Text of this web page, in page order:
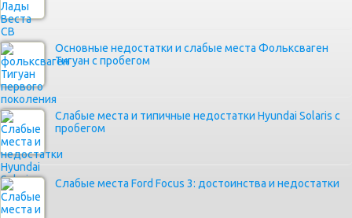
Основные недостатки и слабые места Фольксваген
Тигуан с пробегом
Слабые места и типичные недостатки Hyundai Solaris с
пробегом
Слабые места Ford Focus 3: достоинства и недостатки